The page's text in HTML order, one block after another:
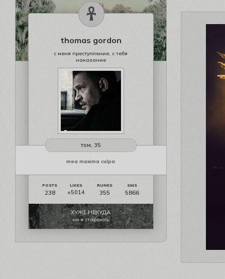
thomas gordon
с меня преступление, с тебя
наказание
том, 35
mea maxima culpa
238 +5014 355 5866
ХУЖЕ НЕКУДА
но я стараюсь